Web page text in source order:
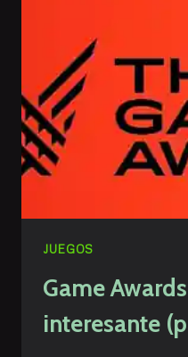
JUEGOS
Game
interesante